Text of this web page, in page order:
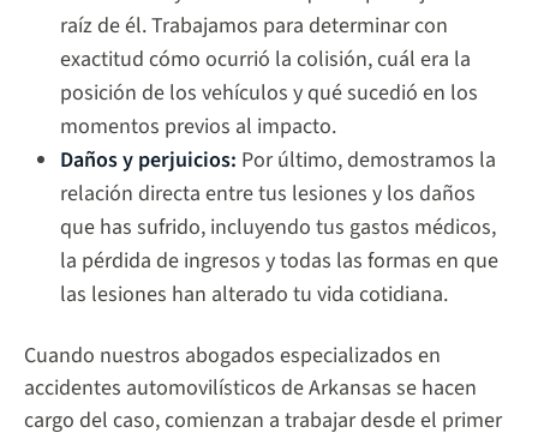
raíz de él. Trabajamos para determinar con
exactitud cómo ocurrió la colisión, cuál era la
posición de los vehículos y qué sucedió en los
momentos previos al impacto.
Daños y perjuicios: Por último, demostramos la
relación directa entre tus lesiones y los daños
que has sufrido, incluyendo tus gastos médicos,
la pérdida de ingresos y todas las formas en que
las lesiones han alterado tu vida cotidiana.
Cuando nuestros abogados especializados en
accidentes automovilísticos de Arkansas se hacen
cargo del caso, comienzan a trabajar desde el primer